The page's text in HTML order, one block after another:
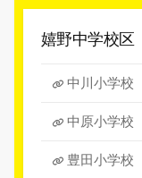
ー
イ
嬉野中学校区
中川小学校
中原小学校
豊田小学校